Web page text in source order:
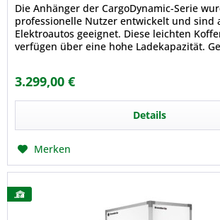
Die Anhänger der CargoDynamic-Serie
professionelle Nutzer entwickelt und sind
Elektroautos geeignet. Diese leichten
verfügen über eine hohe Ladekapazität.
3.299,00 €
Details
Merken